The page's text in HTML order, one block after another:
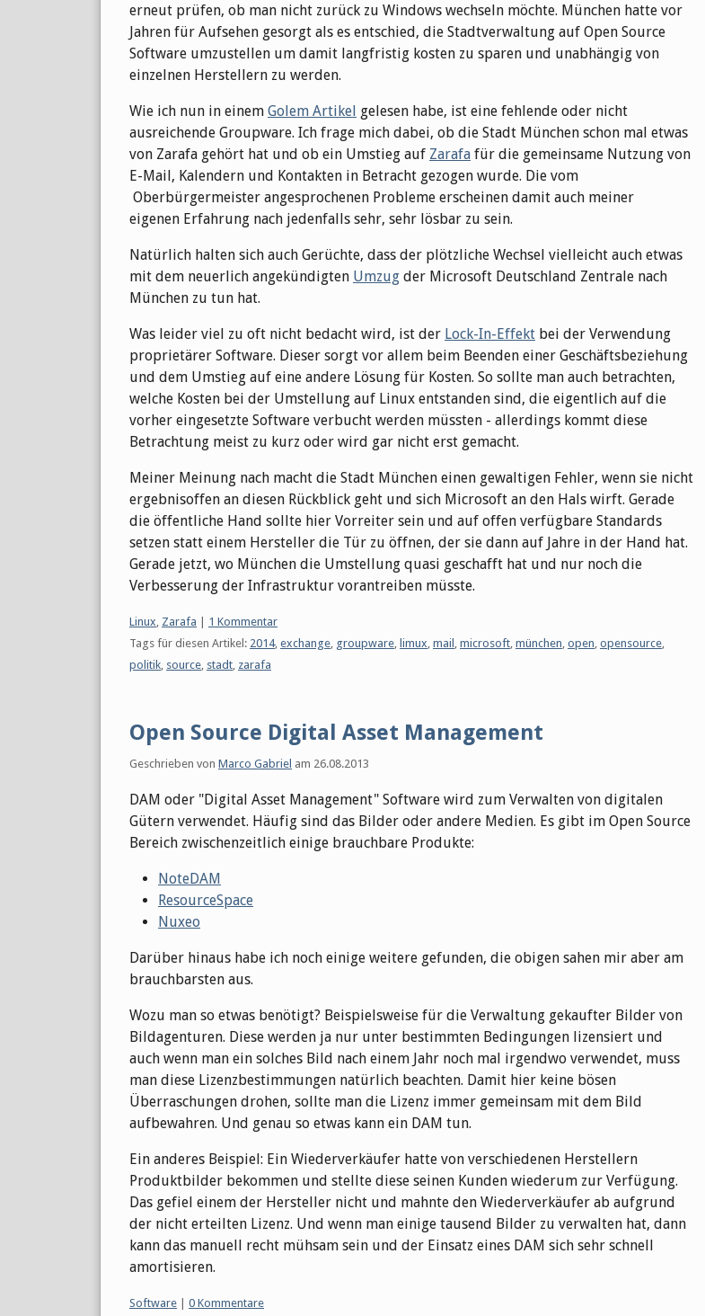
erneut prüfen, ob man nicht zurück zu Windows wechseln möchte. München hatte vor
Jahren für Aufsehen gesorgt als es entschied, die Stadtverwaltung auf Open Source
Software umzustellen um damit langfristig kosten zu sparen und unabhängig von
einzelnen Herstellern zu werden.
Wie ich nun in einem Golem Artikel gelesen habe, ist eine fehlende oder nicht
ausreichende Groupware. Ich frage mich dabei, ob die Stadt München schon mal etwas
von Zarafa gehört hat und ob ein Umstieg auf Zarafa für die gemeinsame Nutzung von
E-Mail, Kalendern und Kontakten in Betracht gezogen wurde. Die vom
Oberbürgermeister angesprochenen Probleme erscheinen damit auch meiner
eigenen Erfahrung nach jedenfalls sehr, sehr lösbar zu sein.
Natürlich halten sich auch Gerüchte, dass der plötzliche Wechsel vielleicht auch etwas
mit dem neuerlich angekündigten Umzug der Microsoft Deutschland Zentrale nach
München zu tun hat.
Was leider viel zu oft nicht bedacht wird, ist der Lock-In-Effekt bei der Verwendung
proprietärer Software. Dieser sorgt vor allem beim Beenden einer Geschäftsbeziehung
und dem Umstieg auf eine andere Lösung für Kosten. So sollte man auch betrachten,
welche Kosten bei der Umstellung auf Linux entstanden sind, die eigentlich auf die
vorher eingesetzte Software verbucht werden müssten - allerdings kommt diese
Betrachtung meist zu kurz oder wird gar nicht erst gemacht.
Meiner Meinung nach macht die Stadt München einen gewaltigen Fehler, wenn sie nicht
ergebnisoffen an diesen Rückblick geht und sich Microsoft an den Hals wirft. Gerade
die öffentliche Hand sollte hier Vorreiter sein und auf offen verfügbare Standards
setzen statt einem Hersteller die Tür zu öffnen, der sie dann auf Jahre in der Hand hat.
Gerade jetzt, wo München die Umstellung quasi geschafft hat und nur noch die
Verbesserung der Infrastruktur vorantreiben müsste.
Kategorien:
Linux Zarafa | 1 Kommentar
Tags für diesen Artikel: 2014, exchange groupware limux mail microsoft münchen open opensource
politik source stadt zarafa
Open Source Digital Asset Management
Geschrieben von Marco Gabriel am 26.08.2013
DAM oder "Digital Asset Management" Software wird zum Verwalten von digitalen
Gütern verwendet. Häufig sind das Bilder oder andere Medien. Es gibt im Open Source
Bereich zwischenzeitlich einige brauchbare Produkte:
NoteDAM
ResourceSpace
Nuxeo
Darüber hinaus habe ich noch einige weitere gefunden, die obigen sahen mir aber am
brauchbarsten aus.
Wozu man so etwas benötigt? Beispielsweise für die Verwaltung gekaufter Bilder von
Bildagenturen. Diese werden ja nur unter bestimmten Bedingungen lizensiert und
auch wenn man ein solches Bild nach einem Jahr noch mal irgendwo verwendet, muss
man diese Lizenzbestimmungen natürlich beachten. Damit hier keine bösen
Überraschungen drohen, sollte man die Lizenz immer gemeinsam mit dem Bild
aufbewahren. Und genau so etwas kann ein DAM tun.
Ein anderes Beispiel: Ein Wiederverkäufer hatte von verschiedenen Herstellern
Produktbilder bekommen und stellte diese seinen Kunden wiederum zur Verfügung.
Das gefiel einem der Hersteller nicht und mahnte den Wiederverkäufer ab aufgrund
der nicht erteilten Lizenz. Und wenn man einige tausend Bilder zu verwalten hat, dann
kann das manuell recht mühsam sein und der Einsatz eines DAM sich sehr schnell
amortisieren.
Kategorien:
Software | 0 Kommentare